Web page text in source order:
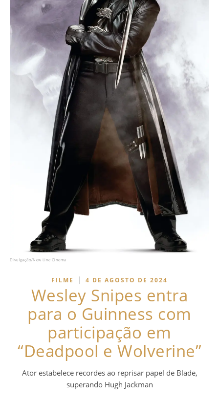
Divulgação/New Line Cinema
FILME | 4 DE AGOSTO DE 2024
Wesley Snipes entra
para o Guinness com
participação em
“Deadpool e Wolverine”
Ator estabelece recordes ao reprisar papel de Blade,
superando Hugh Jackman